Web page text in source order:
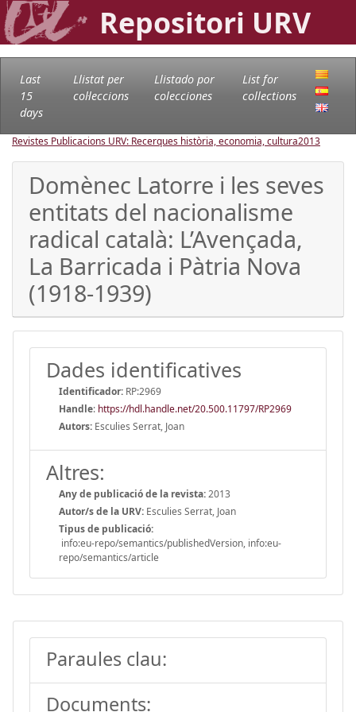
Repositori URV
Last
15
days
Llistat per
col·leccions
Llistado por
colecciones
List for
collections
Revistes Publicacions URV: Recerques història, economia, cultura2013
Domènec Latorre i les seves
entitats del nacionalisme
radical català: L’Avençada,
La Barricada i Pàtria Nova
(1918-1939)
Dades identificatives
Identificador: RP:2969
Handle: https://hdl.handle.net/20.500.11797/RP2969
Autors: Esculies Serrat, Joan
Altres:
Any de publicació de la revista:2013
Autor/s de la URV: Esculies Serrat, Joan
Tipus de publicació:
info:eu-repo/semantics/publishedVersion, info:eu-
repo/semantics/article
Paraules clau:
Documents: